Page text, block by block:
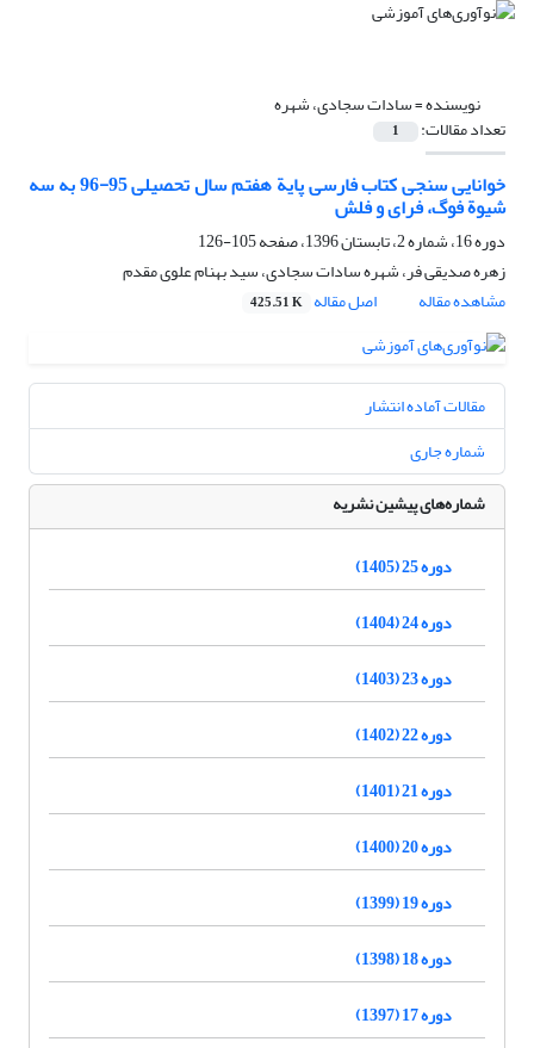
نویسنده =سادات سجادی، شهره
تعداد مقالات: 1
خوانایی سنجی کتاب فارسی پایة هفتم سال تحصیلی 95-96 به سه
شیوة فوگ، فرای و فلش
دوره 16، شماره 2، تابستان 1396، صفحه
105-126
زهره صدیقی فر، شهره سادات سجادی، سید بهنام علوی مقدم
مشاهده مقاله
اصل مقاله 425.51 K
مقالات آماده انتشار
شماره جاری
شماره‌های پیشین نشریه
دوره 25 (1405)
دوره 24 (1404)
دوره 23 (1403)
دوره 22 (1402)
دوره 21 (1401)
دوره 20 (1400)
دوره 19 (1399)
دوره 18 (1398)
دوره 17 (1397)